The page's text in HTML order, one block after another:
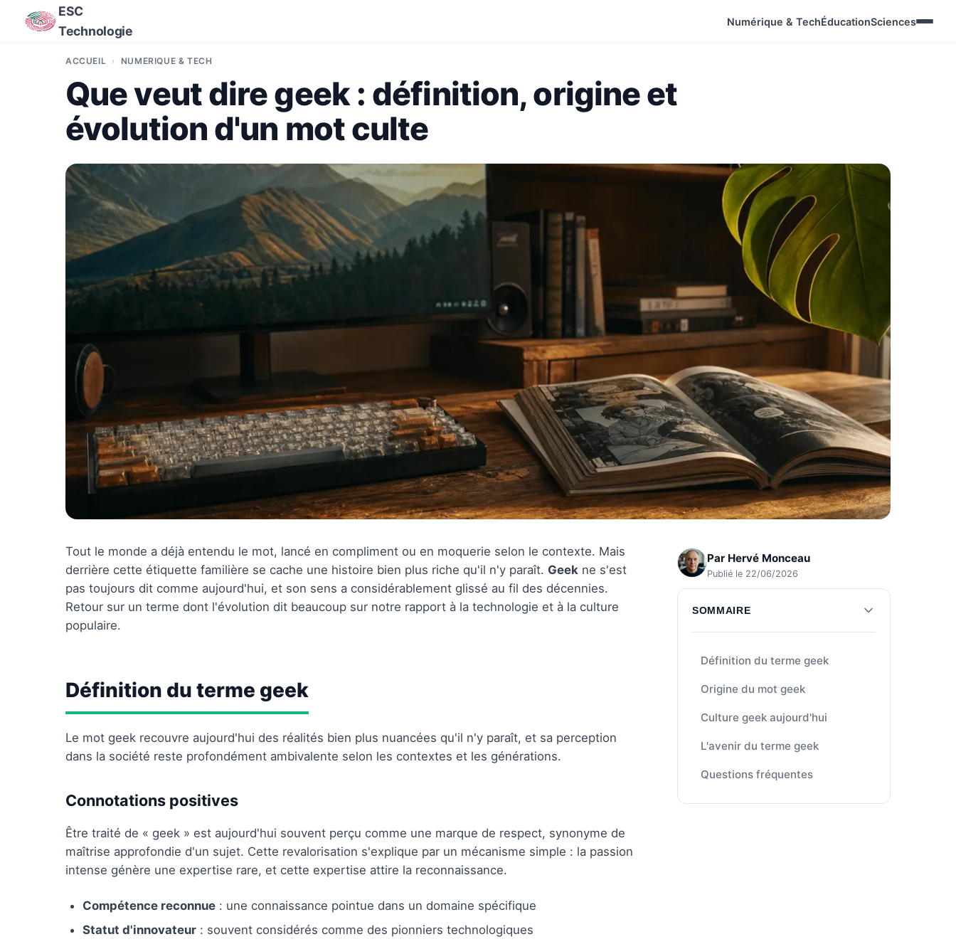
ESC
Technologie
Numérique & TechÉducationSciences
ACCUEIL NUMÉRIQUE & TECH
Que veut dire geek : définition, origine et
évolution d'un mot culte
Par Hervé Monceau
Publié le 22/06/2026
SOMMAIRE
Définition du terme geek
Origine du mot geek
Culture geek aujourd'hui
L'avenir du terme geek
Questions fréquentes
Tout le monde a déjà entendu le mot, lancé en compliment ou en moquerie selon le contexte. Mais
derrière cette étiquette familière se cache une histoire bien plus riche qu'il n'y paraît. Geek ne s'est
pas toujours dit comme aujourd'hui, et son sens a considérablement glissé au fil des décennies.
Retour sur un terme dont l'évolution dit beaucoup sur notre rapport à la technologie et à la culture
populaire.
Définition du terme geek
Le mot geek recouvre aujourd'hui des réalités bien plus nuancées qu'il n'y paraît, et sa perception
dans la société reste profondément ambivalente selon les contextes et les générations.
Connotations positives
Être traité de « geek » est aujourd'hui souvent perçu comme une marque de respect, synonyme de
maîtrise approfondie d'un sujet. Cette revalorisation s'explique par un mécanisme simple : la passion
intense génère une expertise rare, et cette expertise attire la reconnaissance.
Compétence reconnue : une connaissance pointue dans un domaine spécifique
Statut d'innovateur : souvent considérés comme des pionniers technologiques